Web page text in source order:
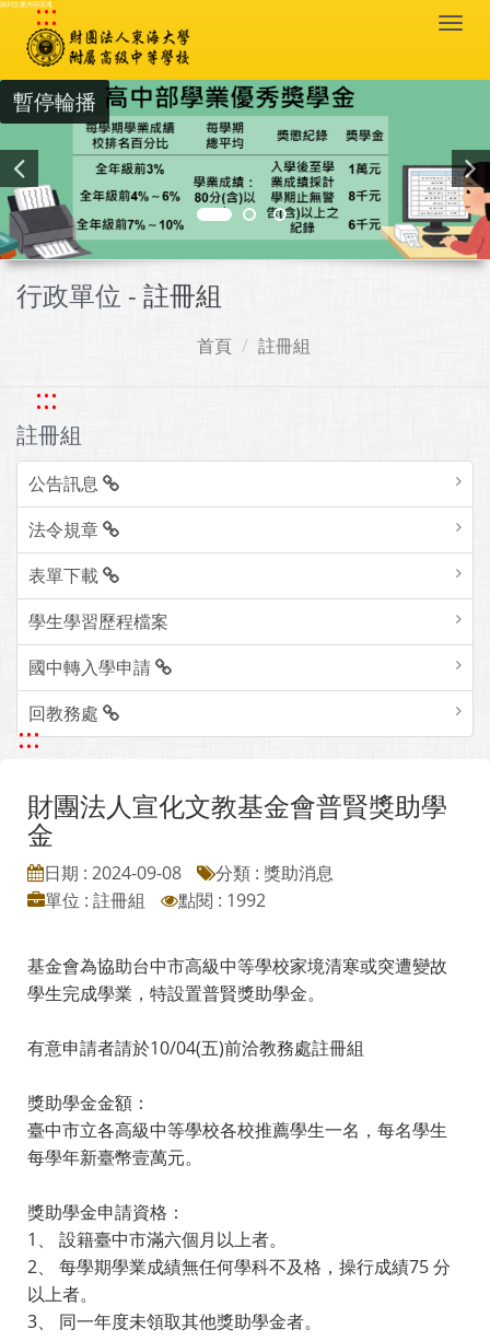
跳到主要內容區塊
:::
暫停輪播
行政單位 - 註冊組
首頁 註冊組
:::
註冊組
公告訊息
法令規章
表單下載
學生學習歷程檔案
國中轉入學申請
回教務處
:::
財團法人宣化文教基金會普賢獎助學
金
日期 : 2024-09-08
分類 : 獎助消息
單位 : 註冊組
點閱 : 1992
基金會為協助台中市高級中等學校家境清寒或突遭變故
學生完成學業，特設置普賢獎助學金。
有意申請者請於10/04(五)前洽教務處註冊組
獎助學金金額：
臺中市立各高級中等學校各校推薦學生一名，每名學生
每學年新臺幣壹萬元。
獎助學金申請資格：
1、 設籍臺中市滿六個月以上者。
2、 每學期學業成績無任何學科不及格，操行成績75 分
以上者。
3、 同一年度未領取其他獎助學金者。